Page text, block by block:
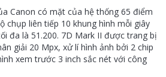
Canon có mặt của hệ thống 65 điểm
chụp liên tiếp 10 khung hình mỗi giây
đa là 51.200. 7D Mark II được trang bị
giải 20 Mpx, xử lí hình ảnh bởi 2 chip
xem trước 3 inch sắc nét với công